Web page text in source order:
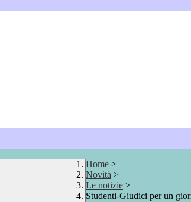
Home >
Novità >
Le notizie >
Studenti-Giudici per un